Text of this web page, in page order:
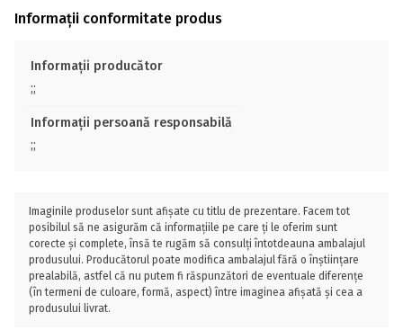
Informații conformitate produs
Informații producător
;;
Informații persoană responsabilă
;;
Imaginile produselor sunt afișate cu titlu de prezentare. Facem tot
posibilul să ne asigurăm că informațiile pe care ți le oferim sunt
corecte și complete, însă te rugăm să consulți întotdeauna ambalajul
produsului. Producătorul poate modifica ambalajul fără o înștiințare
prealabilă, astfel că nu putem fi răspunzători de eventuale diferențe
(în termeni de culoare, formă, aspect) între imaginea afișată și cea a
produsului livrat.